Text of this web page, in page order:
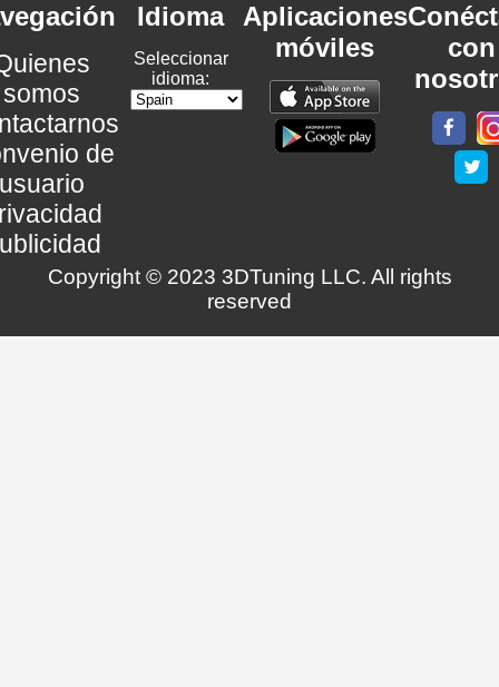
somos
de
Idioma
Seleccionar
idioma:
Aplicaciones
móviles
con
Copyright © 2023 3DTuning LLC. All rights
reserved